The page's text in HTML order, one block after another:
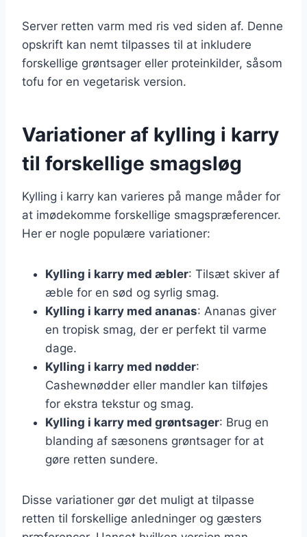
Server retten varm med ris ved siden af. Denne
opskrift kan nemt tilpasses til at inkludere
forskellige grøntsager eller proteinkilder, såsom
tofu for en vegetarisk version.
Variationer af kylling i karry
til forskellige smagsløg
Kylling i karry kan varieres på mange måder for
at imødekomme forskellige smagspræferencer.
Her er nogle populære variationer:
Kylling i karry med æbler: Tilsæt skiver af
æble for en sød og syrlig smag.
Kylling i karry med ananas: Ananas giver
en tropisk smag, der er perfekt til varme
dage.
Kylling i karry med nødder:
Cashewnødder eller mandler kan tilføjes
for ekstra tekstur og smag.
Kylling i karry med grøntsager: Brug en
blanding af sæsonens grøntsager for at
gøre retten sundere.
Disse variationer gør det muligt at tilpasse
retten til forskellige anledninger og gæsters